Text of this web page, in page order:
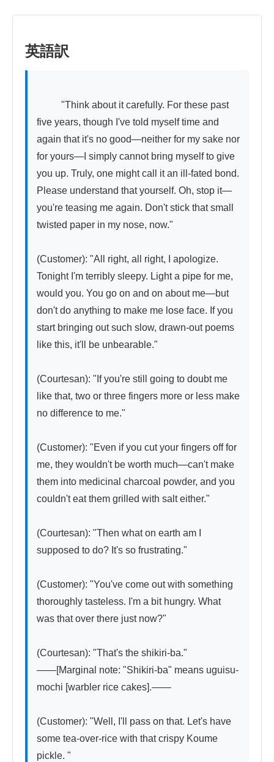
英語訳
five years, though I've told myself time and
again that it's no good—neither for my sake nor
for yours—I simply cannot bring myself to give
you up. Truly, one might call it an ill-fated bond.
Please understand that yourself. Oh, stop it—
you're teasing me again. Don't stick that small
twisted paper in my nose, now."
(Customer): "All right, all right, I apologize.
Tonight I'm terribly sleepy. Light a pipe for me,
would you. You go on and on about me—but
don't do anything to make me lose face. If you
start bringing out such slow, drawn-out poems
like this, it'll be unbearable."
(Courtesan): "If you're still going to doubt me
like that, two or three fingers more or less make
no difference to me."
(Customer): "Even if you cut your fingers off for
me, they wouldn't be worth much—can't make
them into medicinal charcoal powder, and you
couldn't eat them grilled with salt either."
(Courtesan): "Then what on earth am I
supposed to do? It's so frustrating."
(Customer): "You've come out with something
thoroughly tasteless. I'm a bit hungry. What
was that over there just now?"
(Courtesan): "That's the shikiri-ba."
——[Marginal note: "Shikiri-ba" means uguisu-
mochi [warbler rice cakes].——
(Customer): "Well, I'll pass on that. Let's have
some tea-over-rice with that crispy Koume
pickle. "